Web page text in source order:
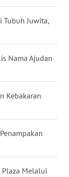
Tubuh Juwita,
Nama Ajudan
Kebakaran
Plaza Melalui